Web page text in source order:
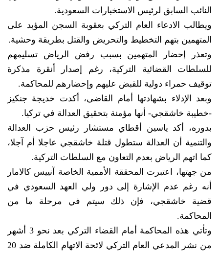
النائب السابق لرئيس الاستخبارات السعودية.
ويطالب الادعاء العام التركي بعقوبة السجن المؤبد على
المتهمين بتهم التخطيط والتحريض والقتل بطريقة وحشية.
وتعذر إحضار المتهمين بسبب رفض الرياض تسليمهم
للسلطات القضائية التركية، رغم إصدار أنقرة مذكرة
توقيف حمراء دولية للقبض عليهم وإحضارهم للمحاكمة.
وبعد الإدلاء بشهادتها أمام القاضي، أكدت خديجة جنكيز
-خطيبة خاشقجي- أنها مؤمنة بتحقيق العدالة في تركيا.
بدوره، أكد ياسين أقطاي مستشار رئيس حزب العدالة
والتنمية أن العدالة ستطول قتلة خاشقجي عاجلا أم آجلا،
كما اتهم الرياض بعدم التعاون مع السلطات التركية.
من جهتها، اعتبرت المحققة الأممية الخاصة آنييس كالامار
أنه رغم عدم الإشارة إلى دور ولي العهد السعودي في
قضية خاشقجي، فإن ذلك سيتم في مرحلة ما من
المحاكمة.
وتأتي هذه المحاكمة أمام القضاء التركي بعد نحو 3 أشهر
من نشر المدعي العام التركي لائحة الاتهام الكاملة ضد 20